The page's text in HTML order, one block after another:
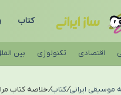
کتاب
اقتصادی تکنولوژی بین
موسیقی ایرانی/کتاب/خلاصه کتاب